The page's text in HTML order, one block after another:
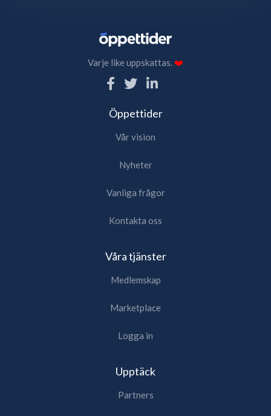
Varje like uppskattas.❤️
Öppettider
Vår vision
Nyheter
Vanliga frågor
Kontakta oss
Våra tjänster
Medlemskap
Marketplace
Logga in
Upptäck
Partners